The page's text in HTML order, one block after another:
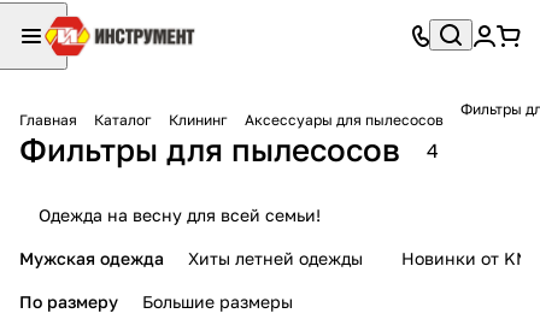
Главная Каталог Клининг Аксессуары для пылесосов
Фильтры
Фильтры для пылесосов 4
Одежда на весну для всей семьи!
Мужская одежда Хиты летней одежды Новинки от KMI
По размеру Большие размеры